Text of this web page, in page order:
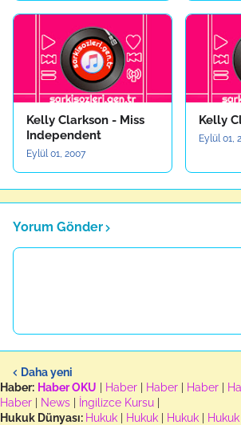
Kelly Clarkson - Miss
Independent
Eylül 01, 2007
Kelly
Eylül 01,
Yorum Gönder
Daha yeni
Haber: Haber OKU Haber Haber Haber
Haber
News İngilizce Kursu
Hukuk Dünyası: Hukuk Hukuk Hukuk Hukuk